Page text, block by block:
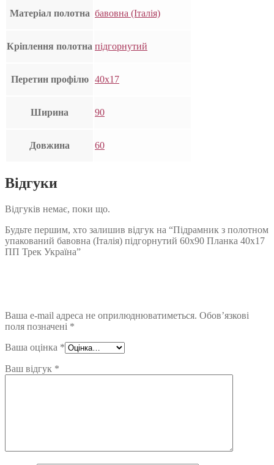
Матеріал полотна бавовна (Італія)
Кріплення полотна підгорнутий
Перетин профілю 40х17
Ширина 90
Довжина 60
Відгуки
Відгуків немає, поки що.
Будьте першим, хто залишив відгук на “Підрамник з полотном
упакований бавовна (Італія) підгорнутий 60х90 Планка 40х17
ПП Трек Україна”
Ваша e-mail адреса не оприлюднюватиметься. Обов’язкові
поля позначені *
Ваша оцінка *
Ваш відгук *